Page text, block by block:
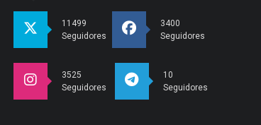
11499
Seguidores
3400
Seguidores
3525
Seguidores
10
Seguidores